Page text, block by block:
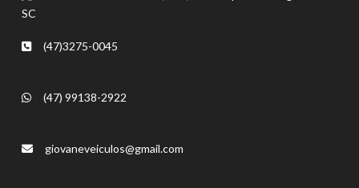
SC
(47)3275-0045
(47) 99138-2922
giovaneveiculos@gmail.com